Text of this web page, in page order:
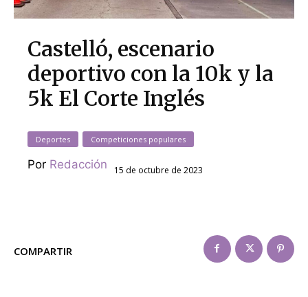
Castelló, escenario
deportivo con la 10k y la
5k El Corte Inglés
Deportes Competiciones populares
Por Redacción 15 de octubre de 2023
COMPARTIR